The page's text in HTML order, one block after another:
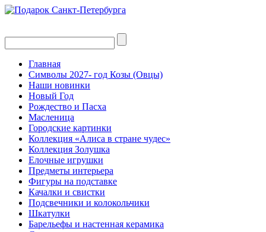
Главная
Символы 2027- год Козы (Овцы)
Наши новинки
Новый Год
Рождество и Пасха
Масленица
Городские картинки
Коллекция «Алиса в стране чудес»
Коллекция Золушка
Елочные игрушки
Предметы интерьера
Фигуры на подставке
Качалки и свистки
Подсвечники и колокольчики
Шкатулки
Барельефы и настенная керамика